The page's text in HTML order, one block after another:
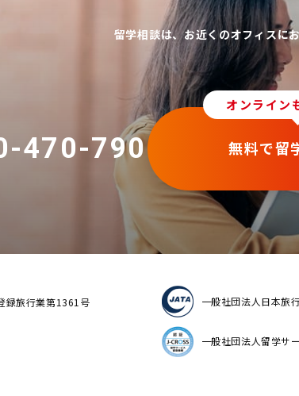
留学相談は、お近くのオフィスに
470-790
オンライン
無料で留
録旅行業第1361号 一般社団法人日本旅
一般社団法人留学サ